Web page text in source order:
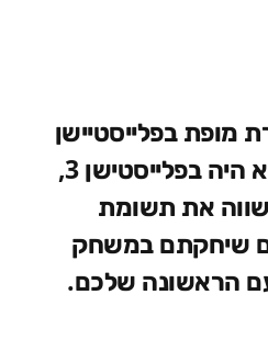
מופת בפלייסטיישן
4 בדיוק כמו שהוא היה בפלייסטישן 3,
את תשומת
שיחקתם במשחק
הראשונה שלכם.